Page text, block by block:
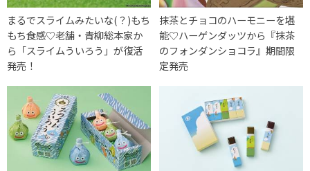
まるでスライムみたいな(？)もち
もち食感♡老舗・青柳総本家か
ら「スライムういろう」が復活
発売！
抹茶とチョコのハーモニーを堪
能♡ハーゲンダッツから『抹茶
のフォンダンショコラ』期間限
定発売